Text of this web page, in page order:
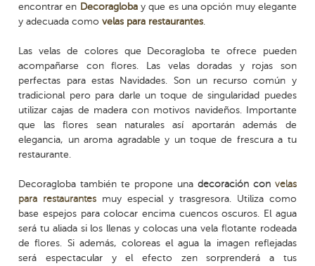
encontrar en Decoraglobay que es una opción muy elegante
y adecuada comovelas para restaurantes
Las velas de colores que Decoragloba te ofrece pueden
acompañarse con flores. Las velas doradas y rojas son
perfectas para estas Navidades. Son un recurso común y
tradicional pero para darle un toque de singularidad puedes
utilizar cajas de madera con motivos navideños. Importante
que las flores sean naturales así aportarán además de
elegancia, un aroma agradable y un toque de frescura a tu
restaurante.
Decoragloba también te propone una decoración con velas
para restaurantes muy especial y trasgresora. Utiliza como
base espejos para colocar encima cuencos oscuros. El agua
será tu aliada si los llenas y colocas una vela flotante rodeada
de flores. Si además, coloreas el agua la imagen reflejadas
será espectacular y el efecto zen sorprenderá a tus